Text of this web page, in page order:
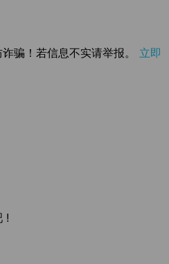
骗！若信息不实请举报。 立即
!